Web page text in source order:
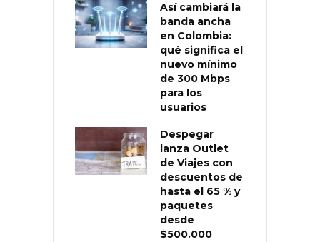
Así cambiará la
banda ancha
en Colombia:
qué significa el
nuevo mínimo
de 300 Mbps
para los
usuarios
Despegar
lanza Outlet
de Viajes con
descuentos de
hasta el 65 % y
paquetes
desde
$500.000